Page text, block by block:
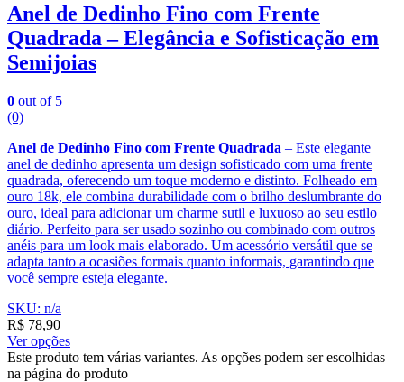
Anel de Dedinho Fino com Frente
Quadrada – Elegância e Sofisticação em
Semijoias
0 out of 5
(0)
Anel de Dedinho Fino com Frente Quadrada – Este elegante
anel de dedinho apresenta um design sofisticado com uma frente
quadrada, oferecendo um toque moderno e distinto. Folheado em
ouro 18k, ele combina durabilidade com o brilho deslumbrante do
ouro, ideal para adicionar um charme sutil e luxuoso ao seu estilo
diário. Perfeito para ser usado sozinho ou combinado com outros
anéis para um look mais elaborado. Um acessório versátil que se
adapta tanto a ocasiões formais quanto informais, garantindo que
você sempre esteja elegante.
SKU: n/a
R$ 78,90
Ver opções
Este produto tem várias variantes. As opções podem ser escolhidas
na página do produto